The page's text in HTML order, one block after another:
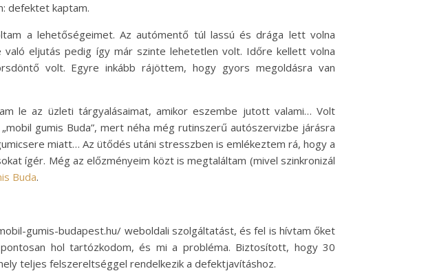
defektet kaptam.
a lehetőségeimet. Az autómentő túl lassú és drága lett volna
való eljutás pedig így már szinte lehetetlen volt. Időre kellett volna
volt. Egyre inkább rájöttem, hogy gyors megoldásra van
le az üzleti tárgyalásaimat, amikor eszembe jutott valami… Volt
gumis Buda”, mert néha még rutinszerű autószervizbe járásra
miatt… Az ütődés utáni stresszben is emlékeztem rá, hogy a
ígér. Még az előzményeim közt is megtaláltam (mivel szinkronizál
Buda.
gumis-budapest.hu/ weboldali szolgáltatást, és fel is hívtam őket
hol tartózkodom, és mi a probléma. Biztosított, hogy 30
teljes felszereltséggel rendelkezik a defektjavításhoz.